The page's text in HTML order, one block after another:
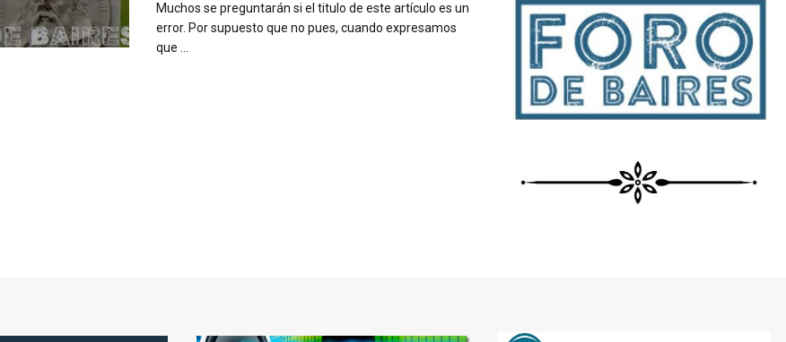
Muchos se preguntarán si el titulo de este artículo es un
error. Por supuesto que no pues, cuando expresamos
que ...